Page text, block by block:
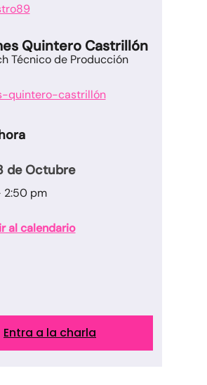
Quintero Castrillón
Técnico de Producción
quintero-castrillón
de Octubre
2:50 pm
al calendario
Entra a la charla